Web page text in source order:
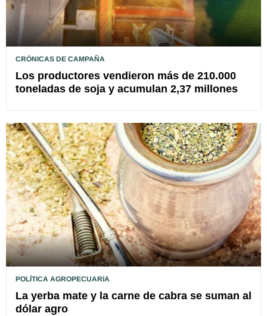
CRÓNICAS DE CAMPAÑA
Los productores vendieron más de 210.000
toneladas de soja y acumulan 2,37 millones
POLÍTICA AGROPECUARIA
La yerba mate y la carne de cabra se suman al
dólar agro